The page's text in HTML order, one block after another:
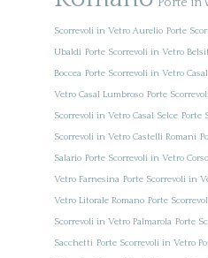
Scorrevoli in Vetro Aurelio Porte
Ubaldi Porte Scorrevoli in Vetro
Boccea Porte Scorrevoli in Vetro
Vetro Casal Lumbroso Porte
Scorrevoli in Vetro Casal Selce Porte
Scorrevoli in Vetro Castelli Romani
Salario Porte Scorrevoli in Vetro
Vetro Farnesina Porte Scorrevoli in
Vetro Litorale Romano Porte
Scorrevoli in Vetro Palmarola Porte
Sacchetti Porte Scorrevoli in Vetro